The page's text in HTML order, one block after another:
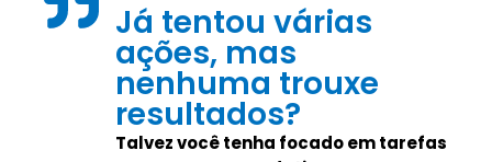
Já tentou várias
ações, mas
nenhuma trouxe
resultados?
Talvez você tenha focado em tarefas